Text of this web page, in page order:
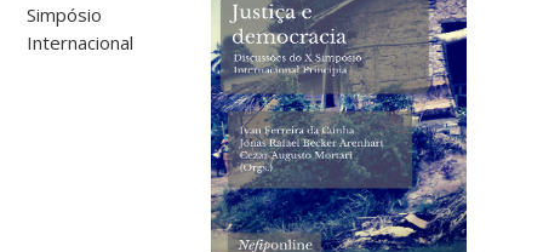
Simpósio
Internacional